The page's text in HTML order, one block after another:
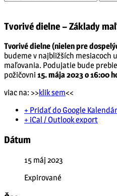
Tvorivé dielne – Základy
Tvorivé dielne (nielen pre
budeme v najbližších mesiacoch
maľovania. Podujatie bude
požičovni 15. mája 2023 o 16:00
viac na: >>klik sem<<
+ Pridať do Google
+ iCal / Outlook export
Dátum
15 máj 2023
Expirované